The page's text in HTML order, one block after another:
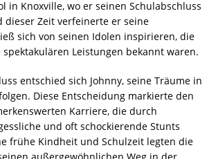
in Knoxville, wo er seinen Schulabschluss
dieser Zeit verfeinerte er seine
sich von seinen Idolen inspirieren, die
Leistungen bekannt waren.
entschied sich Johnny, seine Träume in
Diese Entscheidung markierte den
Karriere, die durch
und oft schockierende Stunts
frühe Kindheit und Schulzeit legten die